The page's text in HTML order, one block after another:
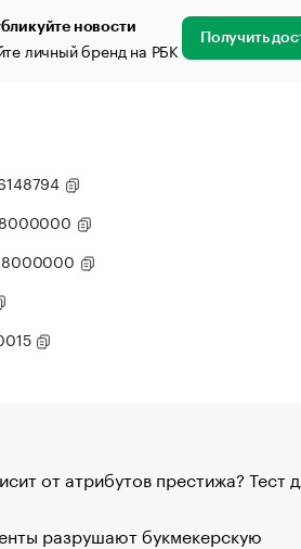
новости
личный бренд на РБК Получить
от атрибутов престижа? Тест
разрушают букмекерскую